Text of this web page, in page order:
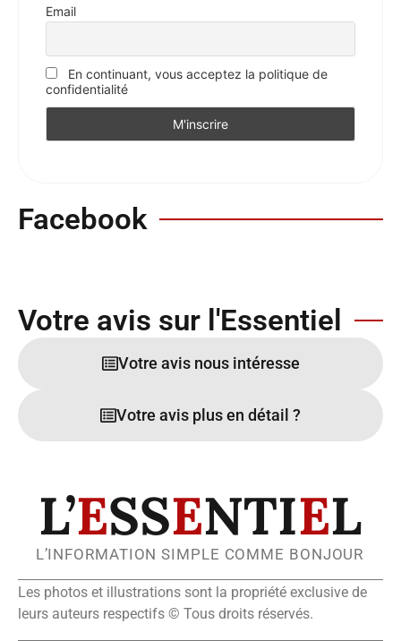
Email
En continuant, vous acceptez la politique de
confidentialité
Facebook
Votre avis sur l'Essentiel
Votre avis nous intéresse
Votre avis plus en détail ?
L’ESSENTIEL
L’INFORMATION SIMPLE COMME BONJOUR
Les photos et illustrations sont la propriété exclusive de
leurs auteurs respectifs © Tous droits réservés.